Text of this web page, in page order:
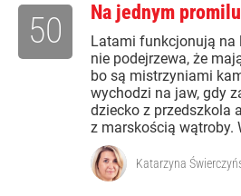
Na jednym promilu
Latami funkcjonują na
nie podejrzewa, że
bo są mistrzyniami
wychodzi na jaw, gdy
dziecko z przedszkola
z marskością wątroby.
50
Katarzyna